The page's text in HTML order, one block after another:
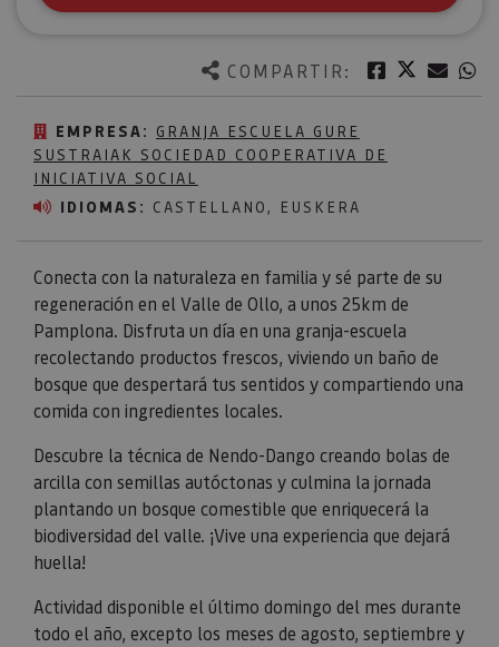
COMPARTIR: Facebook
Twitter
EMPRESA: GRANJA ESCUELA GURE
SUSTRAIAK SOCIEDAD COOPERATIVA DE
INICIATIVA SOCIAL
IDIOMAS: CASTELLANO, EUSKERA
Conecta con la naturaleza en familia y sé parte de su
regeneración en el Valle de Ollo, a unos 25km de
Pamplona. Disfruta un día en una granja-escuela
recolectando productos frescos, viviendo un baño de
bosque que despertará tus sentidos y compartiendo una
comida con ingredientes locales.
Descubre la técnica de Nendo-Dango creando bolas de
arcilla con semillas autóctonas y culmina la jornada
plantando un bosque comestible que enriquecerá la
biodiversidad del valle. ¡Vive una experiencia que dejará
huella!
Actividad disponible el último domingo del mes durante
todo el año, excepto los meses de agosto, septiembre y